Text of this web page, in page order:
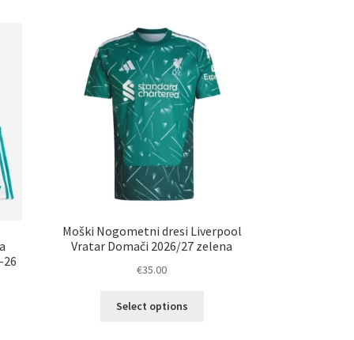
izberete
na
strani
izdelka
Moški Nogometni dresi Liverpool
Vratar Domači 2026/27 zelena
€35.00
Select options